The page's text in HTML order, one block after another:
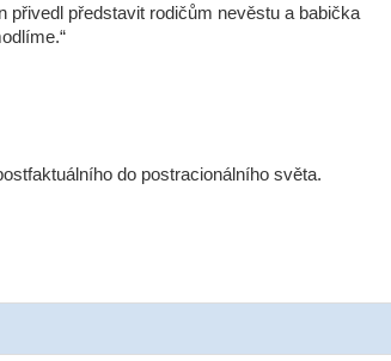
přivedl představit rodičům nevěstu a babička
do postracionálního světa.